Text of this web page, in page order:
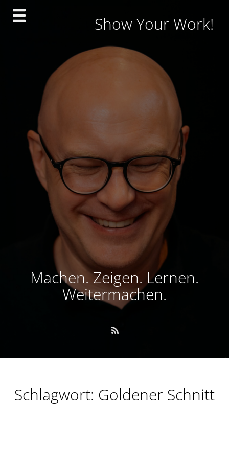
Skip
Show Your Work!
Machen. Zeigen. Lernen.
Weitermachen.
Schlagwort: Goldener Schnitt